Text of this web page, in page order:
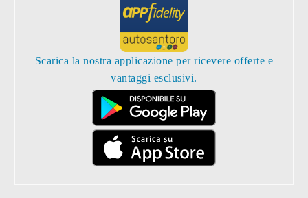
Scarica la nostra applicazione per ricevere offerte e
vantaggi esclusivi.